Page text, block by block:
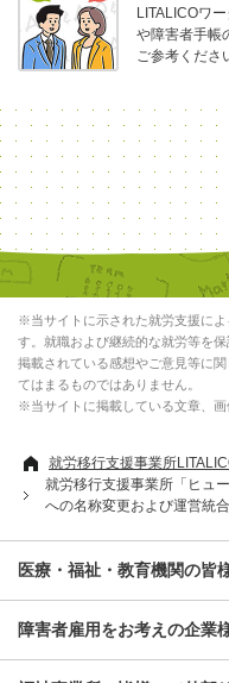
LITALICOワ
や障害者手帳
ご参考くださ
※当サイトに示された就労支援に
す。就職および継続的な就労等を保
掲載されている感想やご意見等に
てはまるものではありません。
※当サイトに掲載している文章、画
就労移行支援事業所
就労移行支援事業所「ヒュ
への名称変更および運営統
医療・福祉・教育機関の皆
障害者雇用をお考えの企業